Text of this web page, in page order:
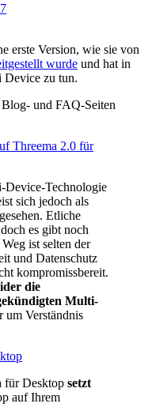
erste Version, wie sie von
wurde und hat in
Device zu tun.
Blog- und FAQ-Seiten
Threema 2.0 für
Technologie
sich jedoch als
Etliche
es gibt noch
ist selten der
und Datenschutz
kompromissbereit.
die
Multi-
um Verständnis
für Desktop setzt
auf Ihrem